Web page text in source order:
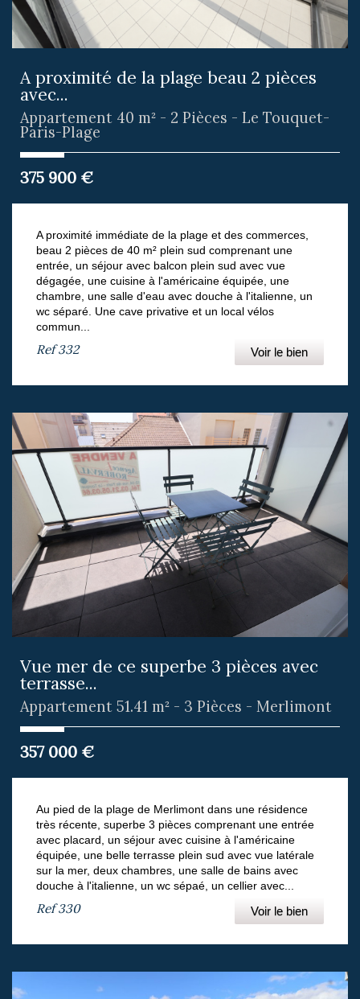
A proximité de la plage beau 2 pièces
avec...
Appartement 40 m² - 2 Pièces - Le Touquet-
Paris-Plage
375 900 €
A proximité immédiate de la plage et des commerces,
beau 2 pièces de 40 m² plein sud comprenant une
entrée, un séjour avec balcon plein sud avec vue
dégagée, une cuisine à l'américaine équipée, une
chambre, une salle d'eau avec douche à l'italienne, un
wc séparé. Une cave privative et un local vélos
commun...
Ref332 Voir le bien
Vue mer de ce superbe 3 pièces avec
terrasse...
Appartement 51.41 m² - 3 Pièces - Merlimont
357 000 €
Au pied de la plage de Merlimont dans une résidence
très récente, superbe 3 pièces comprenant une entrée
avec placard, un séjour avec cuisine à l'américaine
équipée, une belle terrasse plein sud avec vue latérale
sur la mer, deux chambres, une salle de bains avec
douche à l'italienne, un wc sépaé, un cellier avec...
Ref330 Voir le bien